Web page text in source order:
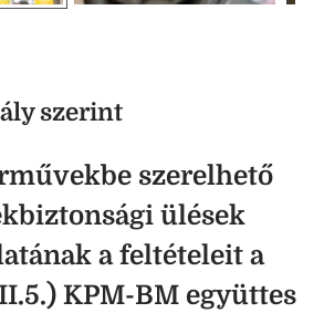
szerint
szerelhető
ülések
a feltételeit a
KPM-BM együttes